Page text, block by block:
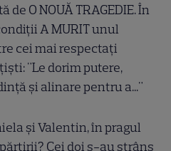
de O NOUĂ TRAGEDIE. În
A MURIT unul
cei mai respectați
"Le dorim putere,
și alinare pentru a..."
și Valentin, în pragul
Cei doi s-au strâns